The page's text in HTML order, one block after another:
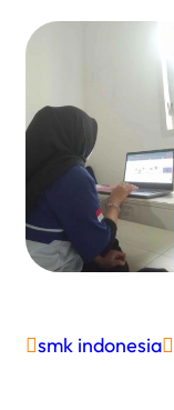
smk indonesia